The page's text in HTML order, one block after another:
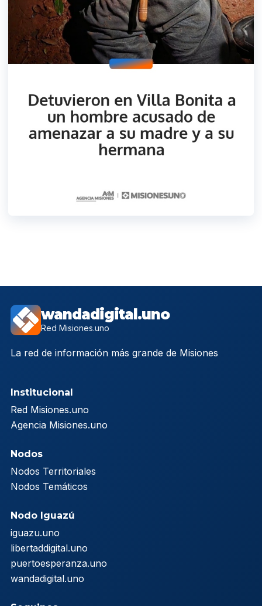
wandadigital.uno
Red Misiones.uno
La red de información más grande de Misiones
Institucional
Red Misiones.uno
Agencia Misiones.uno
Nodos
Nodos Territoriales
Nodos Temáticos
Nodo Iguazú
iguazu.uno
libertaddigital.uno
puertoesperanza.uno
wandadigital.uno